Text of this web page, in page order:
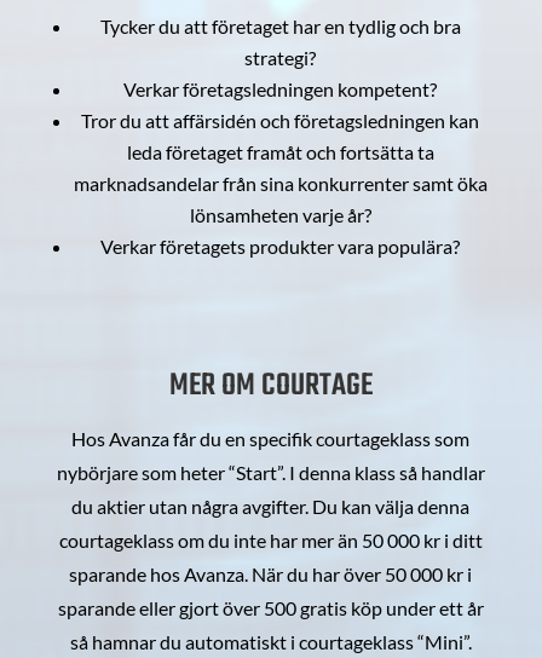
Tycker du att företaget har en tydlig och bra
strategi?
Verkar företagsledningen kompetent?
Tror du att affärsidén och företagsledningen kan
leda företaget framåt och fortsätta ta
marknadsandelar från sina konkurrenter samt öka
lönsamheten varje år?
Verkar företagets produkter vara populära?
MER OM COURTAGE
Hos Avanza får du en specifik courtageklass som
nybörjare som heter “Start”. I denna klass så handlar
du aktier utan några avgifter. Du kan välja denna
courtageklass om du inte har mer än 50 000 kr i ditt
sparande hos Avanza. När du har över 50 000 kr i
sparande eller gjort över 500 gratis köp under ett år
så hamnar du automatiskt i courtageklass “Mini”.